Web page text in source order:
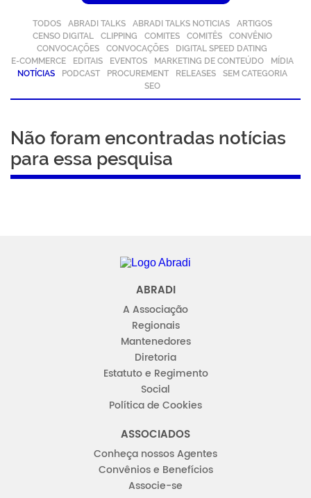
TODOS ABRADI TALKS ABRADI TALKS NOTICIAS
ARTIGOS
CENSO DIGITAL
CLIPPING COMITES COMITÊS
CONVÊNIO
CONVOCAÇÕES
CONVOCAÇÕES
DIGITAL SPEED DATING
E-COMMERCE
EDITAIS EVENTOS MARKETING DE CONTEÚDO
MÍDIA
NOTÍCIAS
PODCAST PROCUREMENT RELEASES
SEM CATEGORIA
SEO
Não foram encontradas notícias
para essa pesquisa
Abradi
ABRADI
A Associação
Regionais
Mantenedores
Diretoria
Estatuto e Regimento
Social
Política de Cookies
ASSOCIADOS
Conheça nossos Agentes
Convênios e Benefícios
Associe-se